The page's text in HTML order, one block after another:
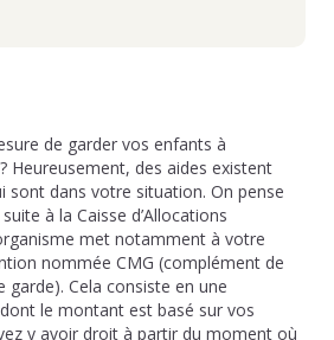
de garder vos enfants à
Heureusement, des aides existent
sont dans votre situation. On pense
à la Caisse d’Allocations
met notamment à votre
nommée CMG (complément de
garde). Cela consiste en une
le montant est basé sur vos
y avoir droit à partir du moment où